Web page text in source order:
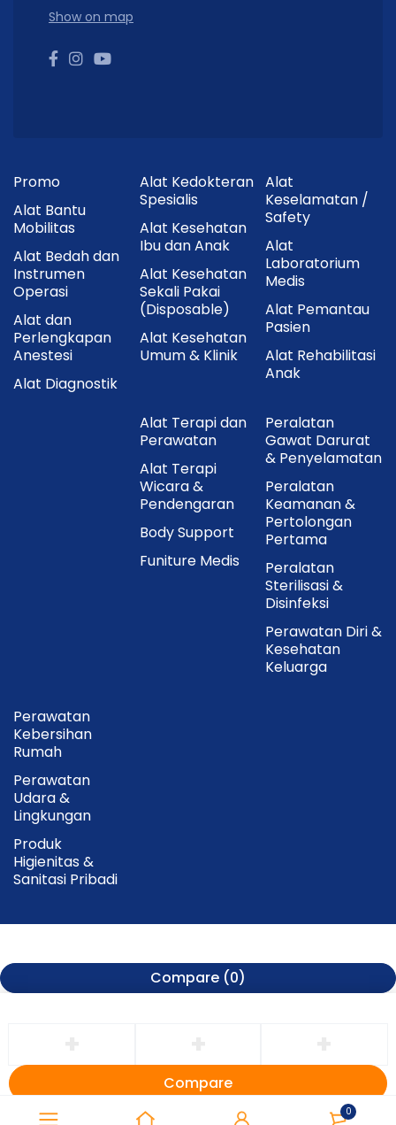
0
Show on map
Promo
Alat Bantu
Mobilitas
Alat Bedah dan
Instrumen
Operasi
Alat dan
Perlengkapan
Anestesi
Alat Diagnostik
Alat Kedokteran
Spesialis
Alat Kesehatan
Ibu dan Anak
Alat Kesehatan
Sekali Pakai
(Disposable)
Alat Kesehatan
Umum & Klinik
Alat
Keselamatan /
Safety
Alat
Laboratorium
Medis
Alat Pemantau
Pasien
Alat Rehabilitasi
Anak
Alat Terapi dan
Perawatan
Alat Terapi
Wicara &
Pendengaran
Body Support
Funiture Medis
Peralatan
Gawat Darurat
& Penyelamatan
Peralatan
Keamanan &
Pertolongan
Pertama
Peralatan
Sterilisasi &
Disinfeksi
Perawatan Diri &
Kesehatan
Keluarga
Perawatan
Kebersihan
Rumah
Perawatan
Udara &
Lingkungan
Produk
Higienitas &
Sanitasi Pribadi
Compare (0)
Compare
Remove all products